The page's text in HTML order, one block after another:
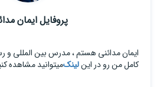
پروفایل ایمان
ایمان مدائنی هستم ، مدرس بین المللی و
کامل من رو در اینلینکمیتوانید مشاهده